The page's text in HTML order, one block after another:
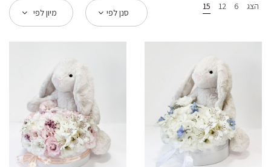
הצג 6
12
15
סנן לפי מיון לפי